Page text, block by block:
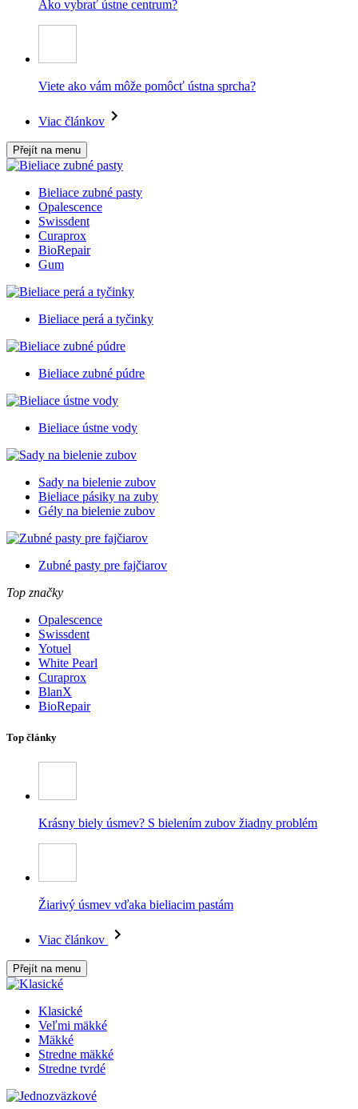
Ako vybrať ústne centrum?
Viete ako vám môže pomôcť ústna sprcha?
Viac článkov
Přejít na menu
Bieliace zubné pasty
Opalescence
Swissdent
Curaprox
BioRepair
Gum
Bieliace perá a tyčinky
Bieliace zubné púdre
Bieliace ústne vody
Sady na bielenie zubov
Bieliace pásiky na zuby
Gély na bielenie zubov
Zubné pasty pre fajčiarov
Top značky
Opalescence
Swissdent
Yotuel
White Pearl
Curaprox
BlanX
BioRepair
Top články
Krásny biely úsmev? S bielením zubov žiadny problém
Žiarivý úsmev vďaka bieliacim pastám
Viac článkov
Přejít na menu
Klasické
Veľmi mäkké
Mäkké
Stredne mäkké
Stredne tvrdé